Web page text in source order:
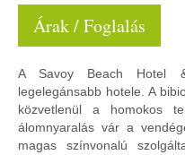
Árak / Foglalás
A Savoy Beach Hotel
legelegánsabb hotele. A
közvetlenül a homokos
álomnyaralás vár a
magas színvonalú